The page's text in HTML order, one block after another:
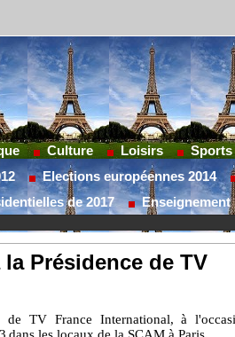
Culture Loisirs Sports
Elections européennes 2014
de 2017 Enseignement
Présidence de TV
de TV France International, à